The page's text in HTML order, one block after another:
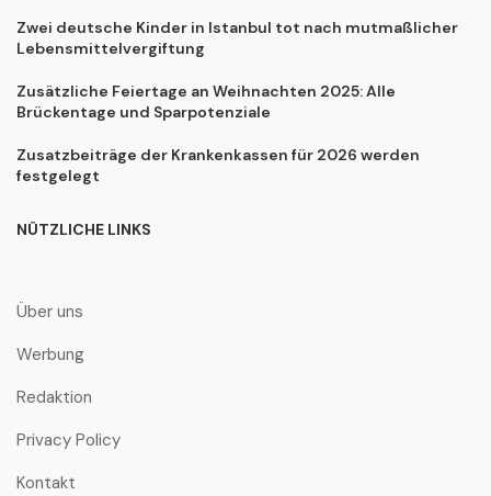
Zwei deutsche Kinder in Istanbul tot nach mutmaßlicher
Lebensmittelvergiftung
Zusätzliche Feiertage an Weihnachten 2025: Alle
Brückentage und Sparpotenziale
Zusatzbeiträge der Krankenkassen für 2026 werden
festgelegt
NÜTZLICHE LINKS
Über uns
Werbung
Redaktion
Privacy Policy
Kontakt